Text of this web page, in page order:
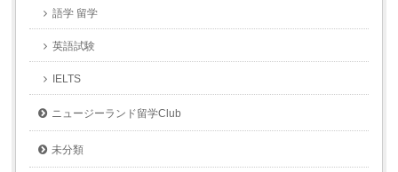
語学 留学
英語試験
IELTS
ニュージーランド留学Club
未分類